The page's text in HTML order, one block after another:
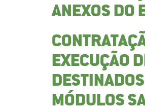
ANEXOS DO
EXECUÇÃO
MÓDULOS